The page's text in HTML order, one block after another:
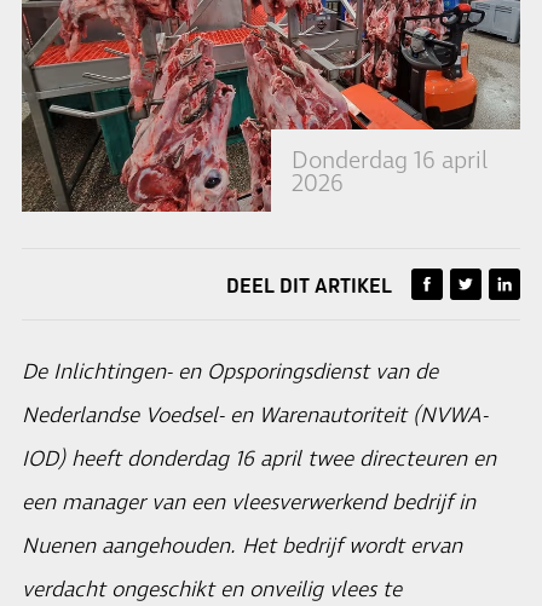
Donderdag 16 april
2026
DEEL DIT ARTIKEL
De Inlichtingen- en Opsporingsdienst van de
Nederlandse Voedsel- en Warenautoriteit (NVWA-
IOD) heeft donderdag 16 april twee directeuren en
een manager van een vleesverwerkend bedrijf in
Nuenen aangehouden. Het bedrijf wordt ervan
verdacht ongeschikt en onveilig vlees te